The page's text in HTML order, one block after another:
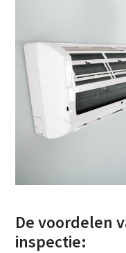
De voordelen
inspectie: